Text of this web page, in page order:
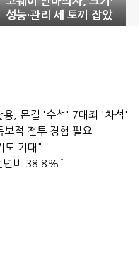
성능·관리 세 토끼 잡았
다
용, 몬길 '수석' 7대죄 '차석'
적 전투 경험 필요
도 기대"
년비 38.8%↑